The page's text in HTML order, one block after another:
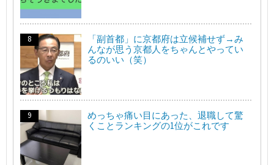
「副首都」に京都府は立候補せず→み
んなが思う京都人をちゃんとやってい
るのいい（笑）
めっちゃ痛い目にあった、退職して驚
くことランキングの1位がこれです